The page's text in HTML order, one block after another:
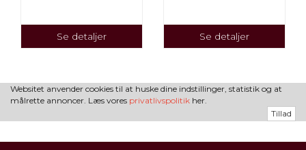
Se detaljer Se detaljer
Websitet anvender cookies til at huske dine indstillinger, statistik og at
målrette annoncer. Læs vores privatlivspolitik her.
Tillad